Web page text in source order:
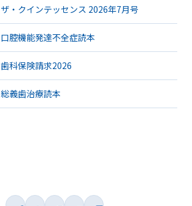
ザ・クインテッセンス 2026年7月号
口腔機能発達不全症読本
歯科保険請求2026
総義歯治療読本